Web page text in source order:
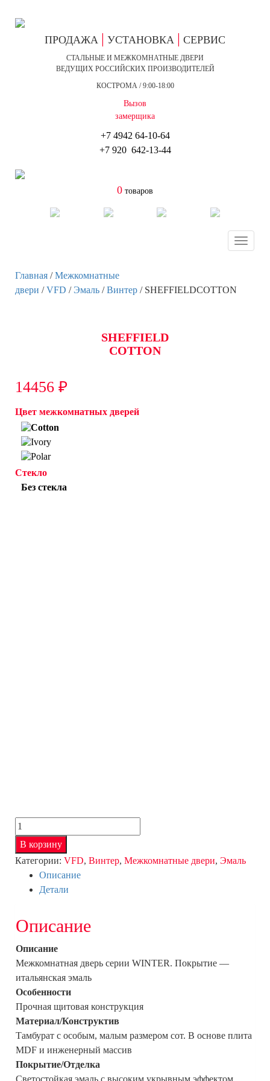
ПРОДАЖА | УСТАНОВКА | СЕРВИС
СТАЛЬНЫЕ И МЕЖКОМНАТНЫЕ ДВЕРИ
ВЕДУЩИХ РОССИЙСКИХ ПРОИЗВОДИТЕЛЕЙ
КОСТРОМА / 9:00-18:00
Вызов
замерщика
+7 4942 64-10-64
+7 920 642-13-44
0 товаров
Toggle
Главная /Межкомнатные
двери /VFD / Эмаль /Винтер / SHEFFIELDCOTTON
SHEFFIELD
COTTON
14456 ₽
Цвет межкомнатных дверей
Стекло
Без стекла
Количество
товара
SHEFFIELDCOTTON
В корзину
Категории: VFD, Винтер, Межкомнатные двери, Эмаль
Описание
Детали
Описание
Описание
Межкомнатная дверь серии WINTER. Покрытие —
итальянская эмаль
Особенности
Прочная щитовая конструкция
Материал/Конструктив
Тамбурат с особым, малым размером сот. В основе плита
MDF и инженерный массив
Покрытие/Отделка